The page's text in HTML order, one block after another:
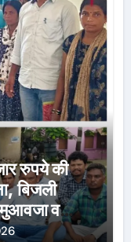
रुपये की
बिजली
मुआवजा व